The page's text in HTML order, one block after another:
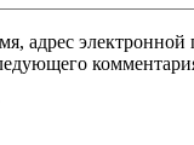
адрес электронной